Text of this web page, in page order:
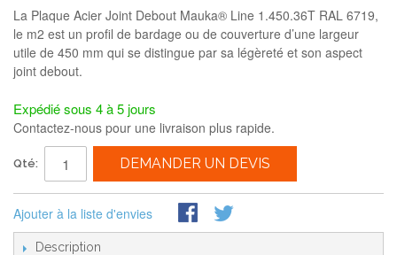
La Plaque Acier Joint Debout Mauka® Line 1.450.36T RAL 6719,
le m2 est un profil de bardage ou de couverture d’une largeur
utile de 450 mm qui se distingue par sa légèreté et son aspect
joint debout.
Expédié sous 4 à 5 jours
Contactez-nous pour une livraison plus rapide.
Qté: DEMANDER UN DEVIS
Ajouter à la liste d'envies
Description